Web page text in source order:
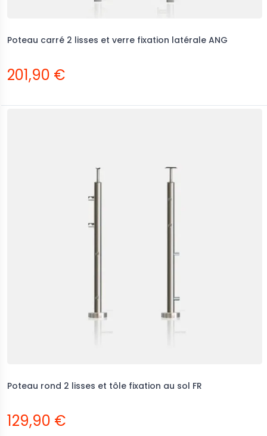
Poteau carré 2 lisses et verre fixation latérale ANG
201,90 €
Poteau rond 2 lisses et tôle fixation au sol FR
129,90 €